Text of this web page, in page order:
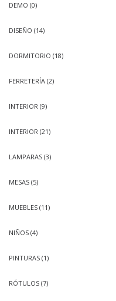
DEMO (0)
DISEÑO (14)
DORMITORIO (18)
FERRETERÍA (2)
INTERIOR (9)
INTERIOR (21)
LAMPARAS (3)
MESAS (5)
MUEBLES (11)
NIÑOS (4)
PINTURAS (1)
RÓTULOS (7)